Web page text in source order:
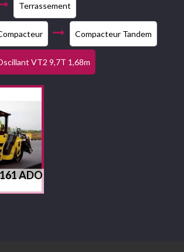
Terrassement
Compacteur Tandem
VT2 9,7T 1,68m
ADO